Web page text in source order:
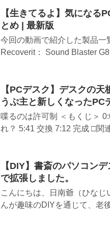
【生きてるよ】気になる
とめ | 最新版
今回の動画で紹介した製品一
Recoverit： Sound Blaster G8
【PCデスク】デスクの
うぷ主と新しくなったPC
喋るのは許可制 ＜もくじ＞
れ？ 5:41 交換 7:12 完成 □関
【DIY】書斎のパソコン
で拡張しました。
こんにちは、日南爺（ひな
んが趣味のDIYを通じて、老